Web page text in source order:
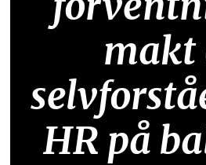
makt
HR på